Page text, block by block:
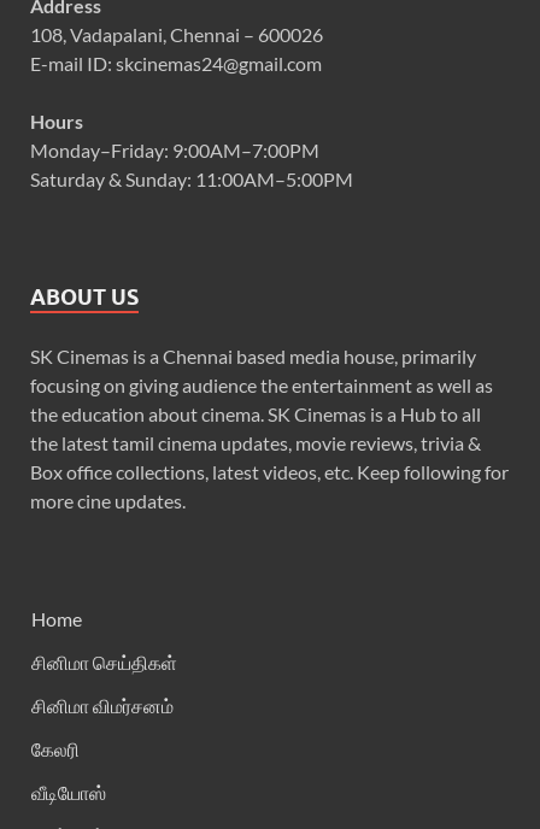
Address
108, Vadapalani, Chennai – 600026
E-mail ID: skcinemas24@gmail.com
Hours
Monday–Friday: 9:00AM–7:00PM
Saturday & Sunday: 11:00AM–5:00PM
ABOUT US
SK Cinemas is a Chennai based media house, primarily
focusing on giving audience the entertainment as well as
the education about cinema. SK Cinemas is a Hub to all
the latest tamil cinema updates, movie reviews, trivia &
Box office collections, latest videos, etc. Keep following for
more cine updates.
Home
சினிமா செய்திகள்
சினிமா விமர்சனம்
கேலரி
வீடியோஸ்